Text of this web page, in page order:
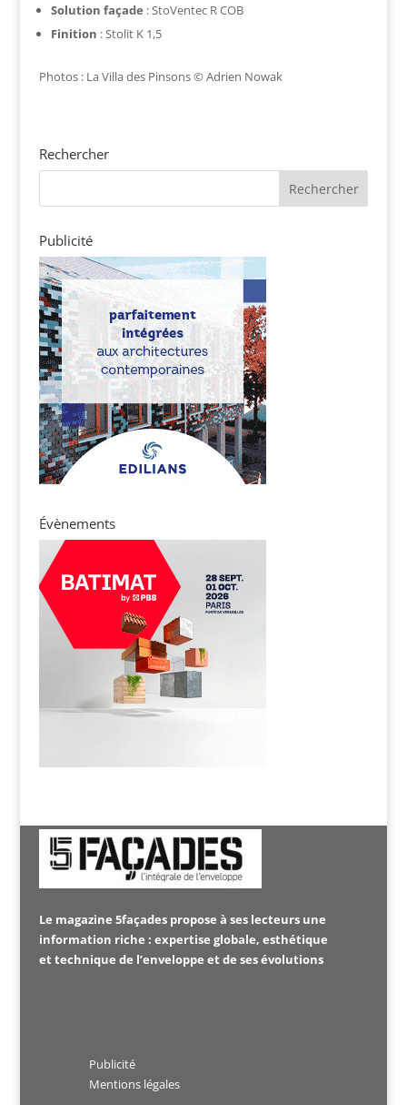
Solution façade : StoVentec R COB
Finition : Stolit K 1,5
Photos : La Villa des Pinsons © Adrien Nowak
Rechercher
Publicité
Évènements
Le magazine 5façades propose à ses lecteurs une
information riche : expertise globale, esthétique
et technique de l’enveloppe et de ses évolutions
Publicité
Mentions légales